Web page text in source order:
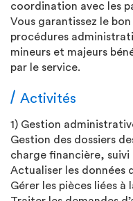
coordination avec les
Vous garantissez le
procédures
mineurs et majeurs
par le service.
Activités
1) Gestion
Gestion des dossiers
charge financière, suivi
Actualiser les données
Gérer les pièces liées